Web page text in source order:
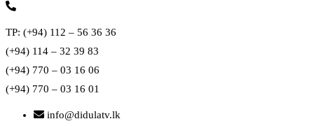
TP: (+94) 112 – 56 36 36
(+94) 114 – 32 39 83
(+94) 770 – 03 16 06
(+94) 770 – 03 16 01
info@didulatv.lk